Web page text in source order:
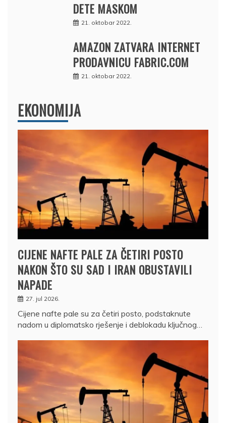
DETE MASKOM
21. oktobar 2022.
AMAZON ZATVARA INTERNET
PRODAVNICU FABRIC.COM
21. oktobar 2022.
EKONOMIJA
CIJENE NAFTE PALE ZA ČETIRI POSTO
NAKON ŠTO SU SAD I IRAN OBUSTAVILI
NAPADE
27. jul 2026.
Cijene nafte pale su za četiri posto, podstaknute
nadom u diplomatsko rješenje i deblokadu ključnog…